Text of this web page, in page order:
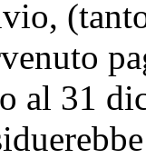
al 31